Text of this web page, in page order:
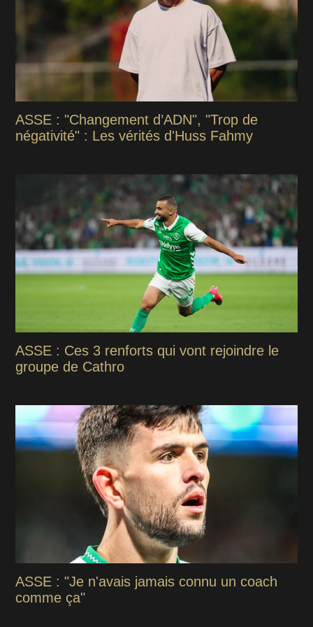
ASSE : "Changement d’ADN", "Trop de
négativité" : Les vérités d'Huss Fahmy
ASSE : Ces 3 renforts qui vont rejoindre le
groupe de Cathro
ASSE : "Je n'avais jamais connu un coach
comme ça"